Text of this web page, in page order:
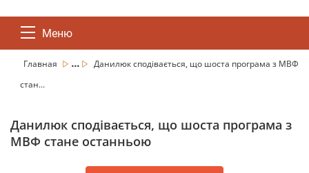
Меню
Главная ...
Данилюк сподівається, що шоста програма з МВФ
стан...
Данилюк сподівається, що шоста програма з
МВФ стане останньою